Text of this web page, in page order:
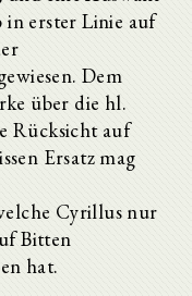
in erster Linie auf
Dem
über die hl.
Rücksicht auf
Ersatz mag
Cyrillus nur
Bitten
hat.